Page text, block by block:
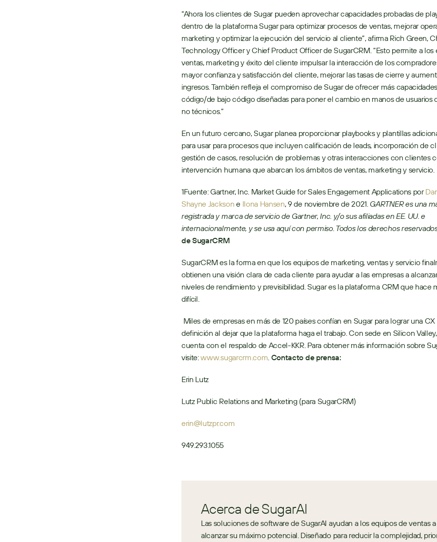
“Ahora los clientes de Sugar pueden aprovechar capacidades probadas de
dentro de la plataforma Sugar para optimizar procesos de ventas, mejorar
marketing y optimizar la ejecución del servicio al cliente”, afirma Rich Green,
Technology Officer y Chief Product Officer de SugarCRM. “Esto permite a los
ventas, marketing y éxito del cliente impulsar la interacción de los
mayor confianza y satisfacción del cliente, mejorar las tasas de cierre y
ingresos. También refleja el compromiso de Sugar de ofrecer más
código/de bajo código diseñadas para poner el cambio en manos de usuarios
no técnicos.”
En un futuro cercano, Sugar planea proporcionar playbooks y plantillas
para usar para procesos que incluyen calificación de leads, incorporación de
gestión de casos, resolución de problemas y otras interacciones con clientes
intervención humana que abarcan los ámbitos de ventas, marketing y servicio.
1Fuente: Gartner, Inc. Market Guide for Sales Engagement Applications por
Shayne Jackson e Ilona Hansen, 9 de noviembre de 2021. GARTNER es una
registrada y marca de servicio de Gartner, Inc. y/o sus afiliadas en EE. UU. e
internacionalmente, y se usa aquí con permiso. Todos los derechos
de SugarCRM
SugarCRM es la forma en que los equipos de marketing, ventas y servicio
obtienen una visión clara de cada cliente para ayudar a las empresas a
niveles de rendimiento y previsibilidad. Sugar es la plataforma CRM que hace
difícil.
definición al dejar que la plataforma haga el trabajo. Con sede en Silicon
cuenta con el respaldo de Accel-KKR. Para obtener más información sobre
visite: www.sugarcrm.com. Contacto de prensa:
Erin Lutz
Lutz Public Relations and Marketing (para SugarCRM)
erin@lutzpr.com
949.293.1055
Acerca de SugarAI
Las soluciones de software de SugarAI ayudan a los equipos de ventas a
alcanzar su máximo potencial. Diseñado para reducir la complejidad,